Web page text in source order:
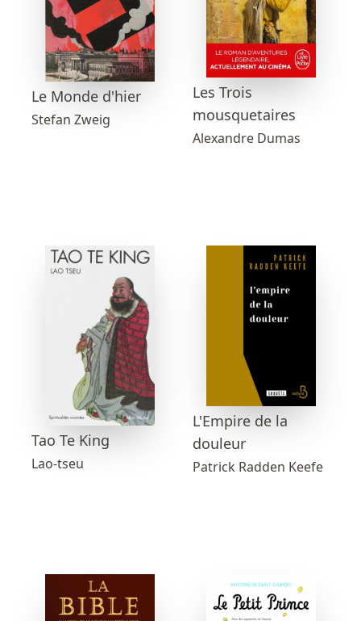
Le Monde d'hier
Stefan Zweig
Les Trois
mousquetaires
Alexandre Dumas
Tao Te King
Lao-tseu
L'Empire de la
douleur
Patrick Radden Keefe